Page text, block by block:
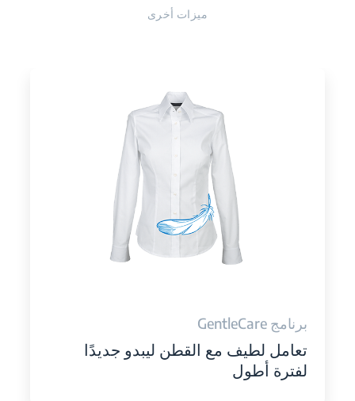
ميزات أخرى
برنامج GentleCare
تعامل لطيف مع القطن ليبدو جديدًا
لفترة أطول